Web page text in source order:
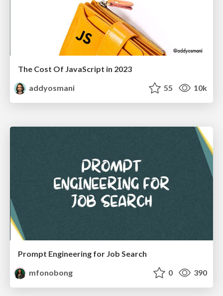
The Cost Of JavaScript in 2023
addyosmani
55 10k
Prompt Engineering for Job Search
mfonobong
0 390